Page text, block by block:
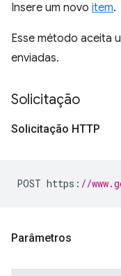
Insere um novo item.
Esse método aceita
enviadas.
Solicitação
Solicitação HTTP
POST https : //
Parâmetros